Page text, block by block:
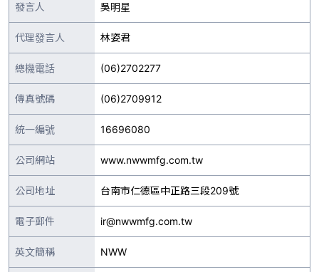
發言人 吳明星
代理發言人 林姿君
總機電話 (06)2702277
傳真號碼 (06)2709912
統一編號 16696080
公司網站 www.nwwmfg.com.tw
公司地址 台南市仁德區中正路三段209號
電子郵件 ir@nwwmfg.com.tw
英文簡稱 NWW